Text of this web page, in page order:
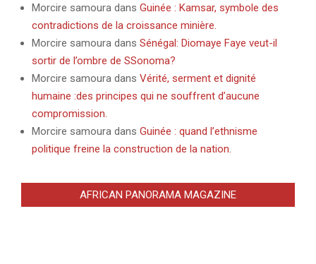
Morcire samoura dans Guinée : Kamsar, symbole des
contradictions de la croissance minière.
Morcire samoura dans Sénégal: Diomaye Faye veut-il
sortir de l’ombre de SSonoma?
Morcire samoura dans Vérité, serment et dignité
humaine :des principes qui ne souffrent d’aucune
compromission.
Morcire samoura dans Guinée : quand l’ethnisme
politique freine la construction de la nation.
AFRICAN PANORAMA MAGAZINE